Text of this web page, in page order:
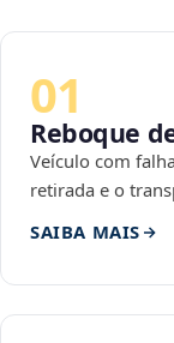
01
Reboque
Veículo com
retirada e o
SAIBA MAIS